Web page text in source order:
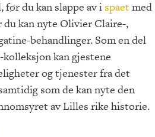
du kan slappe av i spaet med
du kan nyte Olivier Claire-,
behandlinger. Som en del
kan gjestene
og tjenester fra det
som de kan nyte den
av Lilles rike historie.